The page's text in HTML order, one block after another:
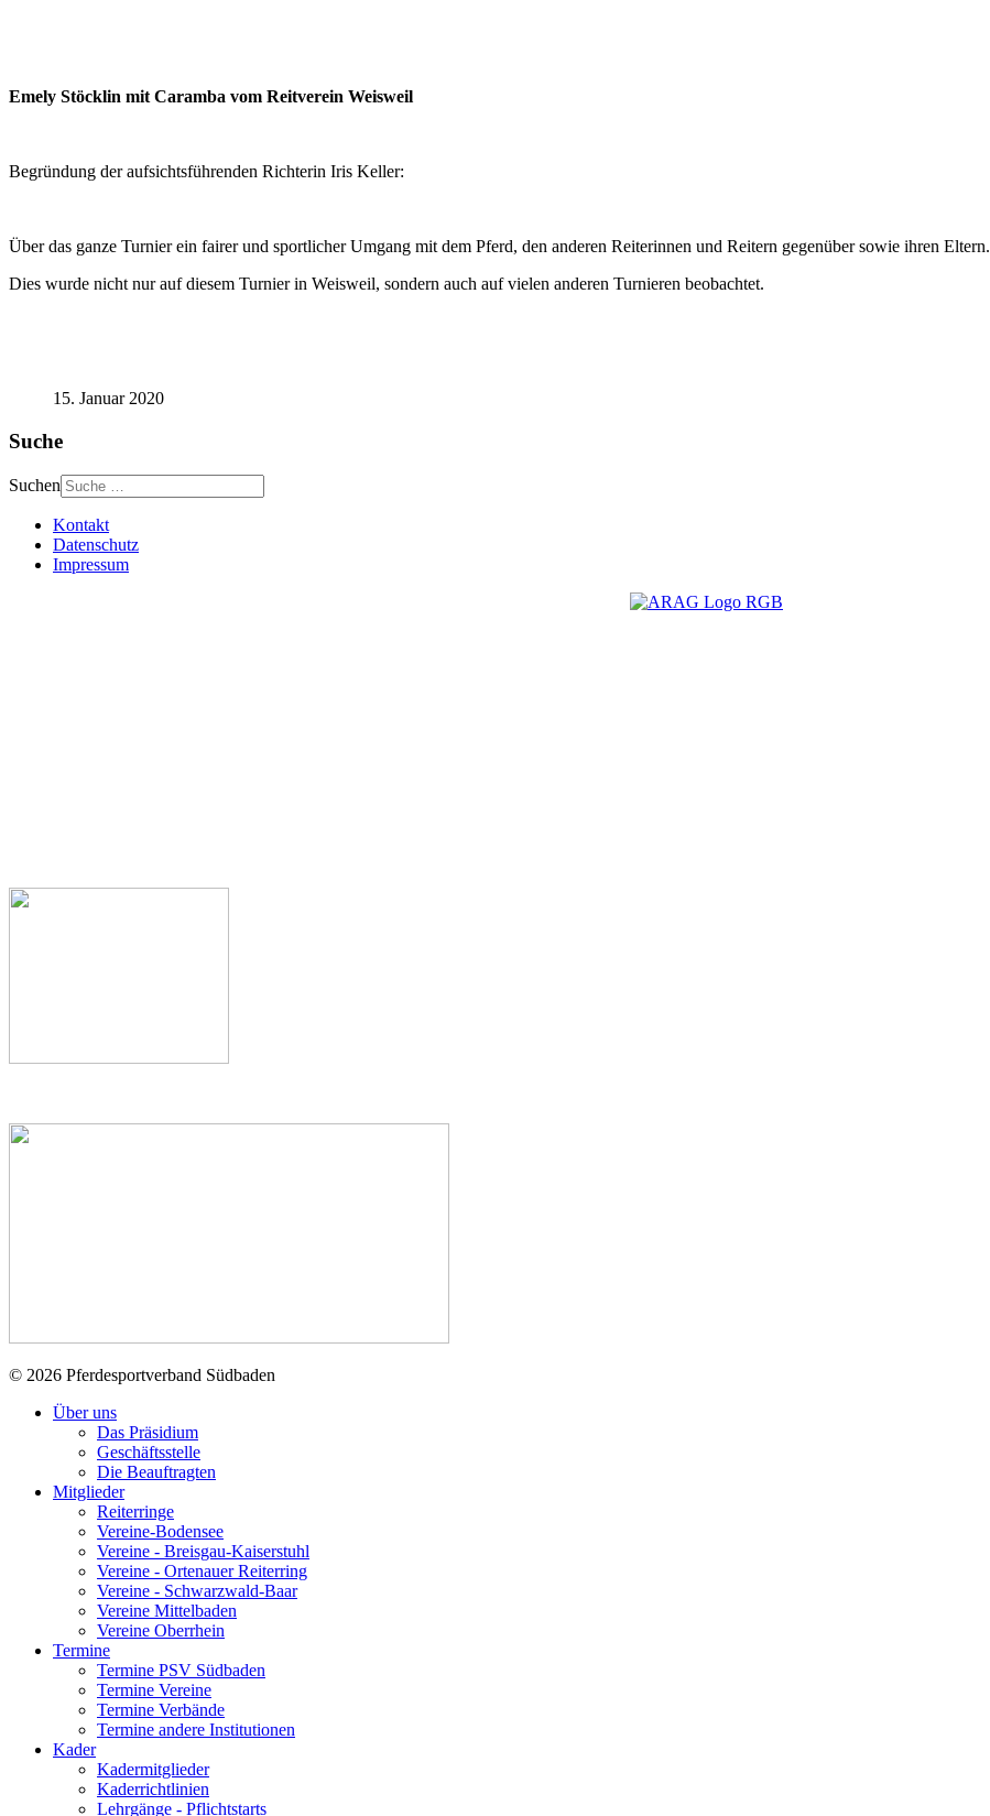
Emely Stöcklin mit Caramba vom Reitverein Weisweil
Begründung der aufsichtsführenden Richterin Iris Keller:
Über das ganze Turnier ein fairer und sportlicher Umgang mit dem Pferd, den anderen Reiterinnen und Reitern gegenüber sowie ihren Eltern.
Dies wurde nicht nur auf diesem Turnier in Weisweil, sondern auch auf vielen anderen Turnieren beobachtet.
15. Januar 2020
Suche
Suchen
Kontakt
Datenschutz
Impressum
© 2026 Pferdesportverband Südbaden
Über uns
Das Präsidium
Geschäftsstelle
Die Beauftragten
Mitglieder
Reiterringe
Vereine-Bodensee
Vereine - Breisgau-Kaiserstuhl
Vereine - Ortenauer Reiterring
Vereine - Schwarzwald-Baar
Vereine Mittelbaden
Vereine Oberrhein
Termine
Termine PSV Südbaden
Termine Vereine
Termine Verbände
Termine andere Institutionen
Kader
Kadermitglieder
Kaderrichtlinien
Lehrgänge - Pflichtstarts